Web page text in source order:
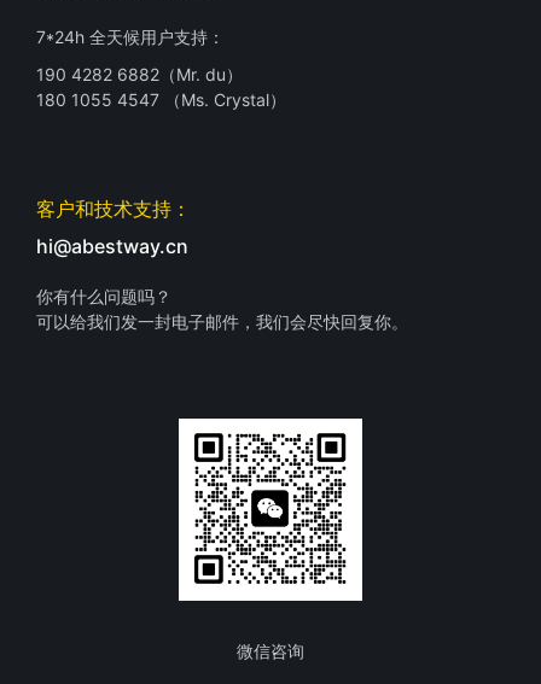
7*24h 全天候用户支持：
190 4282 6882（Mr. du）
180 1055 4547 （Ms. Crystal）
客户和技术支持：
hi@abestway.cn
你有什么问题吗？
可以给我们发一封电子邮件，我们会尽快回复你。
微信咨询